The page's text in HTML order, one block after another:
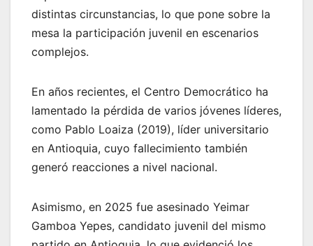
distintas circunstancias, lo que pone sobre la
mesa la participación juvenil en escenarios
complejos.
En años recientes, el Centro Democrático ha
lamentado la pérdida de varios jóvenes líderes,
como Pablo Loaiza (2019), líder universitario
en Antioquia, cuyo fallecimiento también
generó reacciones a nivel nacional.
Asimismo, en 2025 fue asesinado Yeimar
Gamboa Yepes, candidato juvenil del mismo